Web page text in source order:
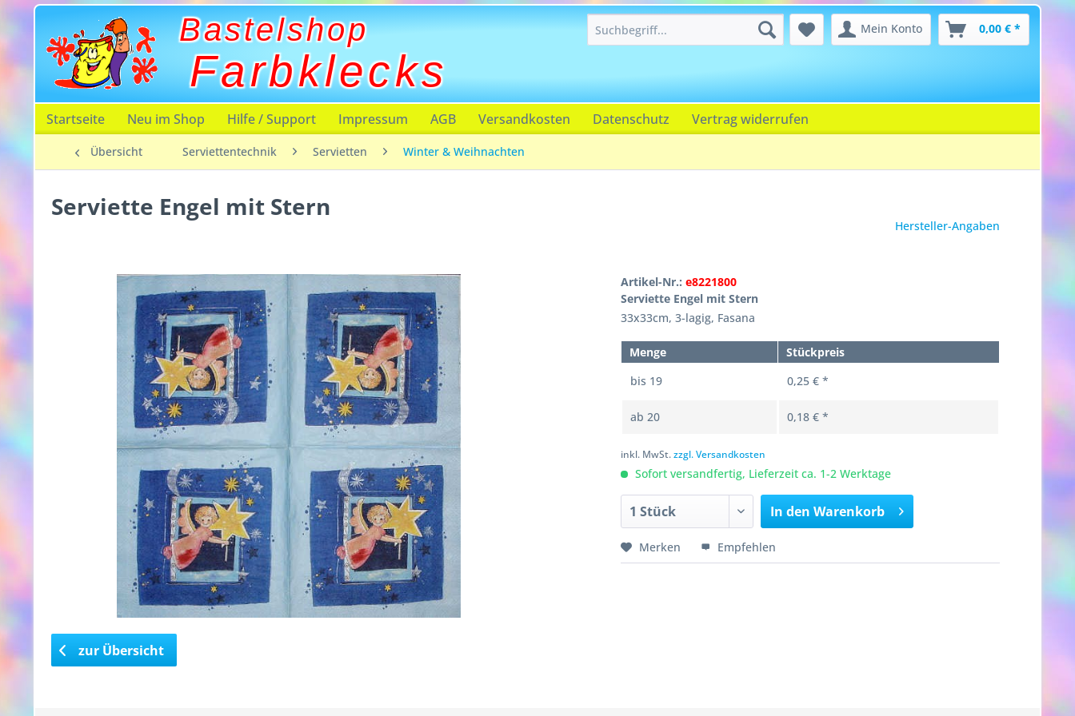
Bastelshop
Farbklecks
Mein Konto 0,00 € *
Startseite Neu im Shop Hilfe / Support Impressum AGB Versandkosten Datenschutz Vertrag widerrufen
Übersicht Serviettentechnik Servietten Winter & Weihnachten
Serviette Engel mit Stern
Hersteller-Angaben
Artikel-Nr.: e8221800
Serviette Engel mit Stern
33x33cm, 3-lagig, Fasana
Menge
Stückpreis
bis 19 0,25 € *
ab 20 0,18 € *
inkl. MwSt.zzgl. Versandkosten
Sofort versandfertig, Lieferzeit ca. 1-2 Werktage
In den Warenkorb
Merken Empfehlen
zur Übersicht